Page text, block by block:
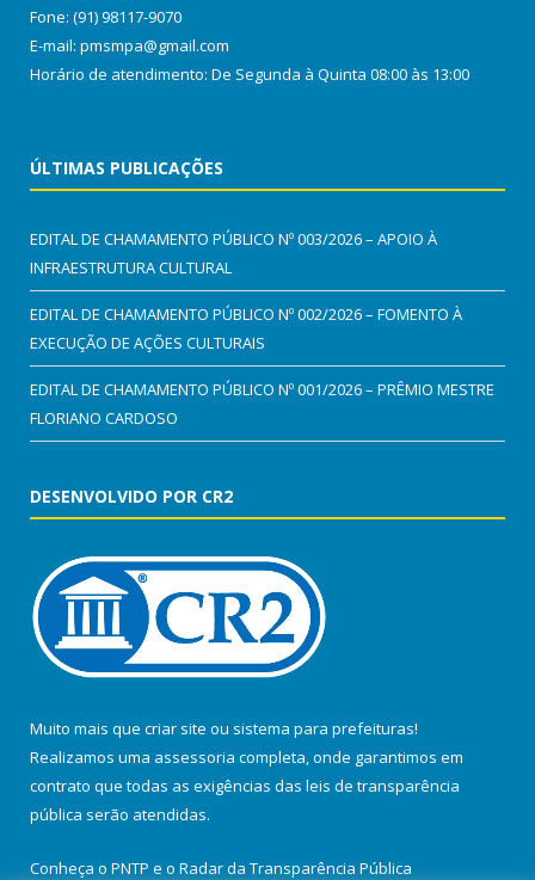
Fone: (91) 98117-9070
E-mail: pmsmpa@gmail.com
Horário de atendimento: De Segunda à Quinta 08:00 às 13:00
ÚLTIMAS PUBLICAÇÕES
EDITAL DE CHAMAMENTO PÚBLICO Nº 003/2026 – APOIO À
INFRAESTRUTURA CULTURAL
EDITAL DE CHAMAMENTO PÚBLICO Nº 002/2026 – FOMENTO À
EXECUÇÃO DE AÇÕES CULTURAIS
EDITAL DE CHAMAMENTO PÚBLICO Nº 001/2026 – PRÊMIO MESTRE
FLORIANO CARDOSO
DESENVOLVIDO POR CR2
Muito mais que criar site ou sistema para prefeituras!
Realizamos uma assessoria completa, onde garantimos em
contrato que todas as exigências das leis de transparência
pública serão atendidas.
Conheça o PNTP e o Radar da Transparência Pública